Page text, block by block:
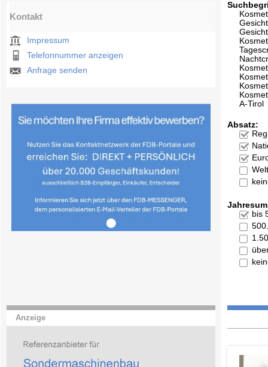
Kontakt
Impressum
Telefonnummer anzeigen
Anfrage senden
Anzeige
A-Tirol
Absatz:
bis